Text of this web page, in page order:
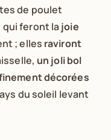
de poulet
feront lajoie
; elles raviront
un joli bol
décorées
du soleil levant